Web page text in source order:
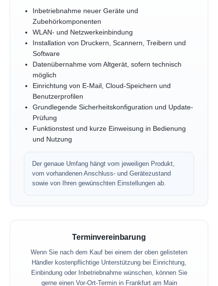
Inbetriebnahme neuer Geräte und
Zubehörkomponenten
WLAN- und Netzwerkeinbindung
Installation von Druckern, Scannern, Treibern und
Software
Datenübernahme vom Altgerät, sofern technisch
möglich
Einrichtung von E-Mail, Cloud-Speichern und
Benutzerprofilen
Grundlegende Sicherheitskonfiguration und Update-
Prüfung
Funktionstest und kurze Einweisung in Bedienung
und Nutzung
Der genaue Umfang hängt vom jeweiligen Produkt,
vom vorhandenen Anschluss- und Gerätezustand
sowie von Ihren gewünschten Einstellungen ab.
Terminvereinbarung
Wenn Sie nach dem Kauf bei einem der oben gelisteten
Händler kostenpflichtige Unterstützung bei Einrichtung,
Einbindung oder Inbetriebnahme wünschen, können Sie
gerne einen Vor-Ort-Termin in Frankfurt am Main